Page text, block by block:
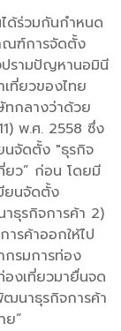
ด้ร่วมกันกำหนด
ณฑ์การจัดตั้ง
ปรามปัญหานอมินี
ที่ยวของไทย
ทกลางว่าด้วย
พ.ศ. 2558 ซึ่ง
นจัดตั้ง "ธุรกิจ
ยว” ก่อน โดยมี
ยนจัดตั้ง
ธุรกิจการค้า 2)
รค้าออกให้ไป
กรมการท่อง
งเที่ยวมายื่นจด
ฒนาธุรกิจการค้า
ย”